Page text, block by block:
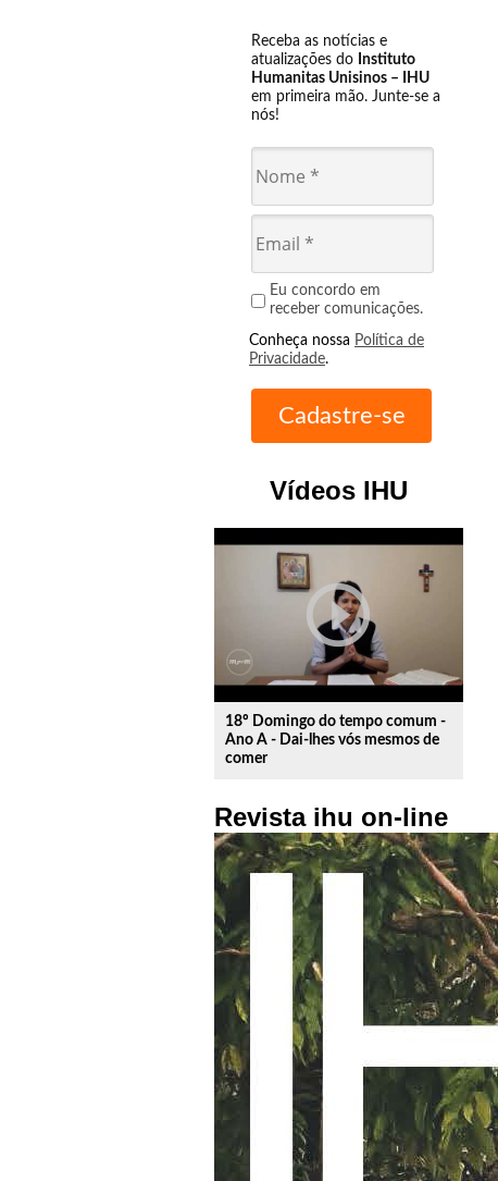
Receba as notícias e
atualizações do Instituto
Humanitas Unisinos – IHU
em primeira mão. Junte-se a
nós!
Eu concordo em
receber comunicações.
Conheça nossa Política de
Privacidade.
Vídeos IHU
play_circle_outline
18º Domingo do tempo comum -
Ano A - Dai-lhes vós mesmos de
comer
Revista ihu on-line